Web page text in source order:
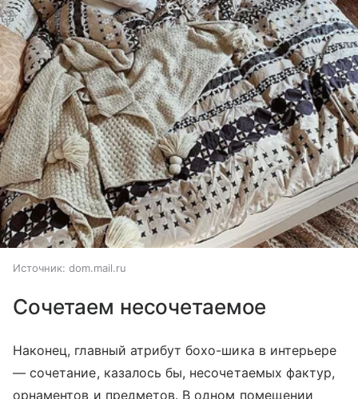
Источник: dom.mail.ru
Сочетаем несочетаемое
Наконец, главный атрибут бохо-шика в интерьере
— сочетание, казалось бы, несочетаемых фактур,
орнаментов и предметов. В одном помещении